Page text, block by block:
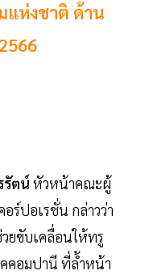
แห่งชาติ ด้าน
รัตน์ หัวหน้าคณะผู้
ร์ปอเรชั่น กล่าวว่า
ยขับเคลื่อนให้ทรู
คอมปานี ที่ล้ำหน้า